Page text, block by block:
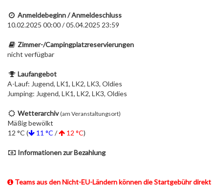
Anmeldebeginn / Anmeldeschluss
10.02.2025 00:00 / 05.04.2025 23:59
Zimmer-/Campingplatzreservierungen
nicht verfügbar
Laufangebot
A-Lauf: Jugend, LK1, LK2, LK3, Oldies
Jumping: Jugend, LK1, LK2, LK3, Oldies
Wetterarchiv (am Veranstaltungsort)
Mäßig bewölkt
12 °C (
11 °C / 12 °C)
Informationen zur Bezahlung
Teams aus den Nicht-EU-Ländern können die Startgebühr direkt